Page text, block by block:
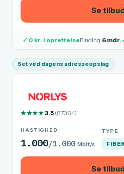
Se
✓ 0 kr. i oprettelseBinding:6 mdr.
Set ved dagens adresseopslag
★★★★3.5 (87.364)
HASTIGHED
1.000/1.000 Mbit/s
TYPE
Se